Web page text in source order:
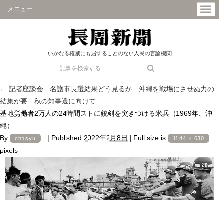
メニュー
いかなる権威にも屈することのない人民の言論機関
← 記者座談会 名護市長選結果どう見るか 沖縄を戦場にさせぬ力の
結集が要 秋の知事選に向けて
基地労働者2万人の24時間ストに銃剣を突きつける米兵（1969年、沖
縄）
By
chosyu | Published 2022年2月8日 | Full size is 1144 × 630
pixels